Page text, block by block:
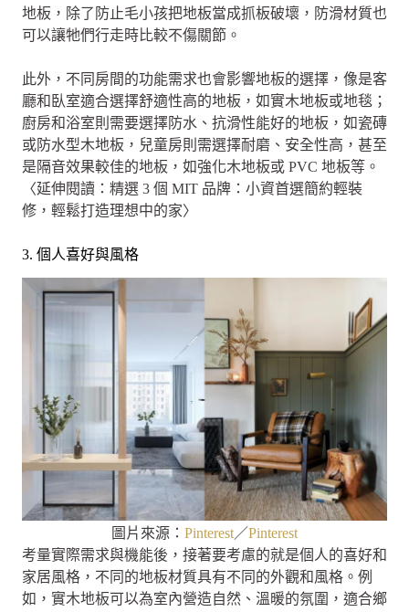
地板，除了防止毛小孩把地板當成抓板破壞，防滑材質也
可以讓牠們行走時比較不傷關節。
此外，不同房間的功能需求也會影響地板的選擇，像是客
廳和臥室適合選擇舒適性高的地板，如實木地板或地毯；
廚房和浴室則需要選擇防水、抗滑性能好的地板，如瓷磚
或防水型木地板，兒童房則需選擇耐磨、安全性高，甚至
是隔音效果較佳的地板，如強化木地板或 PVC 地板等。
〈延伸閱讀：精選 3 個 MIT 品牌：小資首選簡約輕裝
修，輕鬆打造理想中的家〉
3. 個人喜好與風格
圖片來源： Pinterest／Pinterest
考量實際需求與機能後，接著要考慮的就是個人的喜好和
家居風格，不同的地板材質具有不同的外觀和風格。例
如，實木地板可以為室內營造自然、溫暖的氛圍，適合鄉